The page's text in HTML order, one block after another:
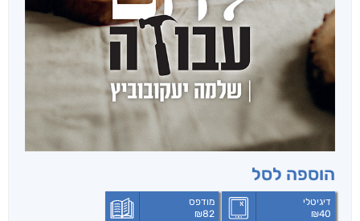
הוספה לסל
דיגיטלי
₪40
מודפס
₪82